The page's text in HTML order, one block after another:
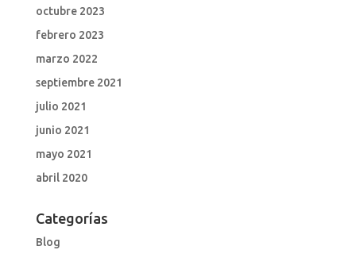
octubre 2023
febrero 2023
marzo 2022
septiembre 2021
julio 2021
junio 2021
mayo 2021
abril 2020
Categorías
Blog